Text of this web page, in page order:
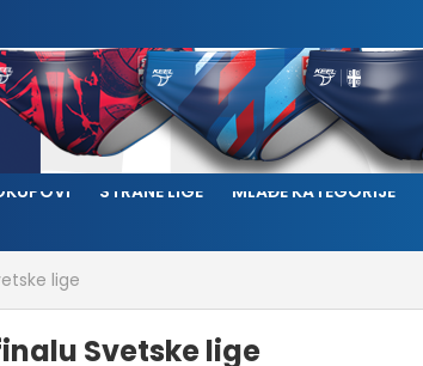
STRANE LIGE MLAĐE KATEGORIJE
lige
Svetske lige